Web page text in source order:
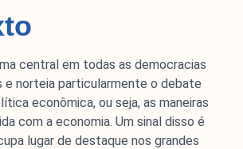
central em todas as democracias
e norteia particularmente o debate
econômica, ou seja, as maneiras
com a economia. Um sinal disso é
lugar de destaque nos grandes